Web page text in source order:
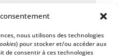
nous utilisons des technologies
) pour stocker et/ou accéder aux
de consentir à ces technologies
En savoir plus